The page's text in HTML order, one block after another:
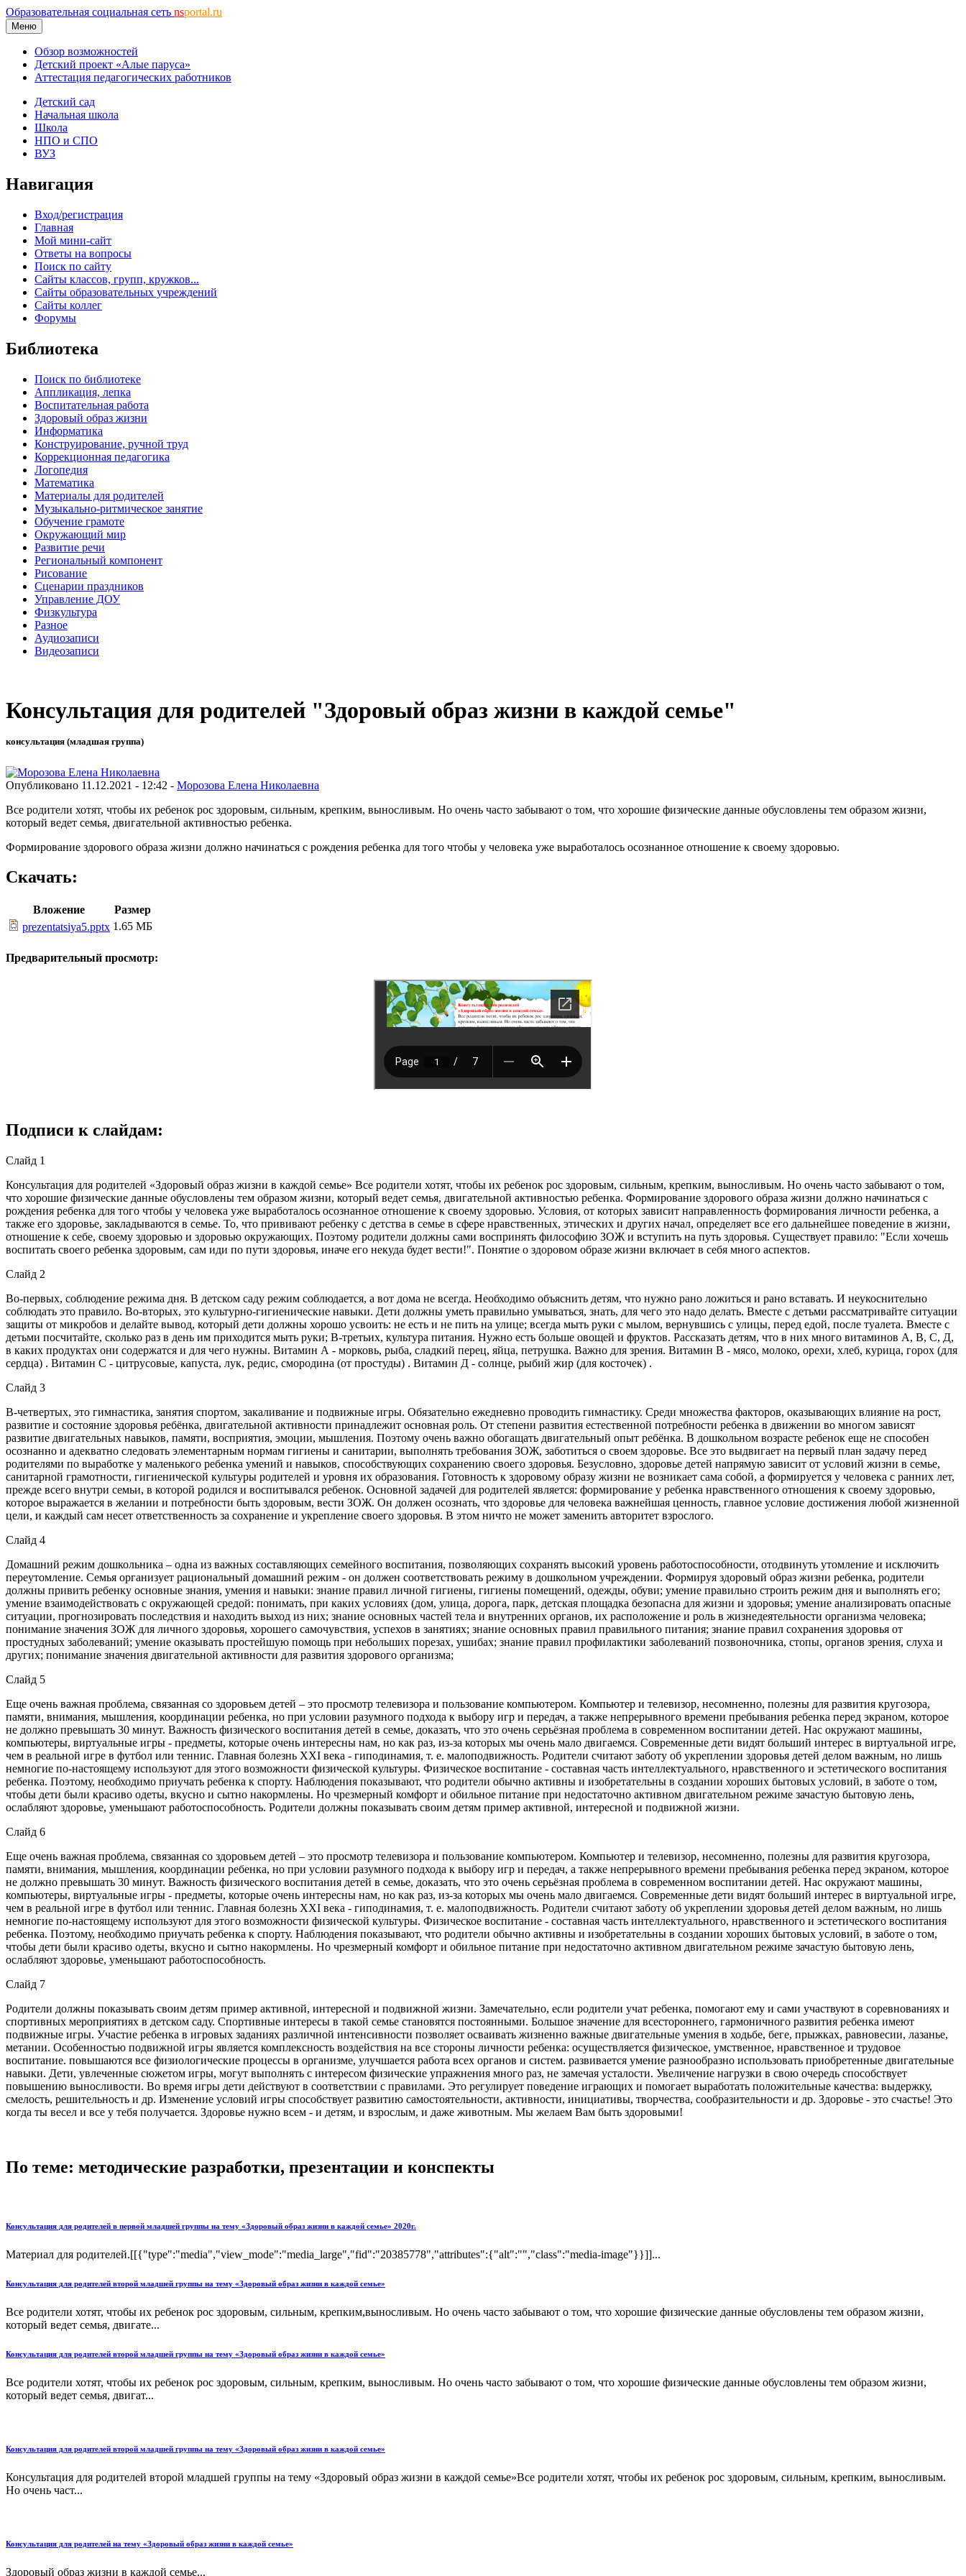
Образовательная социальная сеть nsportal.ru
Меню
Обзор возможностей
Детский проект «Алые паруса»
Аттестация педагогических работников
Детский сад
Начальная школа
Школа
НПО и СПО
ВУЗ
Навигация
Вход/регистрация
Главная
Мой мини-сайт
Ответы на вопросы
Поиск по сайту
Сайты классов, групп, кружков...
Сайты образовательных учреждений
Сайты коллег
Форумы
Библиотека
Поиск по библиотеке
Аппликация, лепка
Воспитательная работа
Здоровый образ жизни
Информатика
Конструирование, ручной труд
Коррекционная педагогика
Логопедия
Математика
Материалы для родителей
Музыкально-ритмическое занятие
Обучение грамоте
Окружающий мир
Развитие речи
Региональный компонент
Рисование
Сценарии праздников
Управление ДОУ
Физкультура
Разное
Аудиозаписи
Видеозаписи
Консультация для родителей "Здоровый образ жизни в каждой семье"
консультация (младшая группа)
Опубликовано 11.12.2021 - 12:42 - Морозова Елена Николаевна
Все родители хотят, чтобы их ребенок рос здоровым, сильным, крепким, выносливым. Но очень часто забывают о том, что хорошие физические данные обусловлены тем образом жизни,
который ведет семья, двигательной активностью ребенка.
Формирование здорового образа жизни должно начинаться с рождения ребенка для того чтобы у человека уже выработалось осознанное отношение к своему здоровью.
Скачать:
Вложение
Размер
prezentatsiya5.pptx 1.65 МБ
Предварительный просмотр:
Подписи к слайдам:
Слайд 1
Консультация для родителей «Здоровый образ жизни в каждой семье» Все родители хотят, чтобы их ребенок рос здоровым, сильным, крепким, выносливым. Но очень часто забывают о том,
что хорошие физические данные обусловлены тем образом жизни, который ведет семья, двигательной активностью ребенка. Формирование здорового образа жизни должно начинаться с
рождения ребенка для того чтобы у человека уже выработалось осознанное отношение к своему здоровью. Условия, от которых зависит направленность формирования личности ребенка, а
также его здоровье, закладываются в семье. То, что прививают ребенку с детства в семье в сфере нравственных, этических и других начал, определяет все его дальнейшее поведение в жизни,
отношение к себе, своему здоровью и здоровью окружающих. Поэтому родители должны сами воспринять философию ЗОЖ и вступить на путь здоровья. Существует правило: "Если хочешь
воспитать своего ребенка здоровым, сам иди по пути здоровья, иначе его некуда будет вести!". Понятие о здоровом образе жизни включает в себя много аспектов.
Слайд 2
Во-первых, соблюдение режима дня. В детском саду режим соблюдается, а вот дома не всегда. Необходимо объяснить детям, что нужно рано ложиться и рано вставать. И неукоснительно
соблюдать это правило. Во-вторых, это культурно-гигиенические навыки. Дети должны уметь правильно умываться, знать, для чего это надо делать. Вместе с детьми рассматривайте ситуации
защиты от микробов и делайте вывод, который дети должны хорошо усвоить: не есть и не пить на улице; всегда мыть руки с мылом, вернувшись с улицы, перед едой, после туалета. Вместе с
детьми посчитайте, сколько раз в день им приходится мыть руки; В-третьих, культура питания. Нужно есть больше овощей и фруктов. Рассказать детям, что в них много витаминов А, В, С, Д,
в каких продуктах они содержатся и для чего нужны. Витамин А - морковь, рыба, сладкий перец, яйца, петрушка. Важно для зрения. Витамин В - мясо, молоко, орехи, хлеб, курица, горох (для
сердца) . Витамин С - цитрусовые, капуста, лук, редис, смородина (от простуды) . Витамин Д - солнце, рыбий жир (для косточек) .
Слайд 3
В-четвертых, это гимнастика, занятия спортом, закаливание и подвижные игры. Обязательно ежедневно проводить гимнастику. Среди множества факторов, оказывающих влияние на рост,
развитие и состояние здоровья ребёнка, двигательной активности принадлежит основная роль. От степени развития естественной потребности ребенка в движении во многом зависят
развитие двигательных навыков, памяти, восприятия, эмоции, мышления. Поэтому очень важно обогащать двигательный опыт ребёнка. В дошкольном возрасте ребенок еще не способен
осознанно и адекватно следовать элементарным нормам гигиены и санитарии, выполнять требования ЗОЖ, заботиться о своем здоровье. Все это выдвигает на первый план задачу перед
родителями по выработке у маленького ребенка умений и навыков, способствующих сохранению своего здоровья. Безусловно, здоровье детей напрямую зависит от условий жизни в семье,
санитарной грамотности, гигиенической культуры родителей и уровня их образования. Готовность к здоровому образу жизни не возникает сама собой, а формируется у человека с ранних лет,
прежде всего внутри семьи, в которой родился и воспитывался ребенок. Основной задачей для родителей является: формирование у ребенка нравственного отношения к своему здоровью,
которое выражается в желании и потребности быть здоровым, вести ЗОЖ. Он должен осознать, что здоровье для человека важнейшая ценность, главное условие достижения любой жизненной
цели, и каждый сам несет ответственность за сохранение и укрепление своего здоровья. В этом ничто не может заменить авторитет взрослого.
Слайд 4
Домашний режим дошкольника – одна из важных составляющих семейного воспитания, позволяющих сохранять высокий уровень работоспособности, отодвинуть утомление и исключить
переутомление. Семья организует рациональный домашний режим - он должен соответствовать режиму в дошкольном учреждении. Формируя здоровый образ жизни ребенка, родители
должны привить ребенку основные знания, умения и навыки: знание правил личной гигиены, гигиены помещений, одежды, обуви; умение правильно строить режим дня и выполнять его;
умение взаимодействовать с окружающей средой: понимать, при каких условиях (дом, улица, дорога, парк, детская площадка безопасна для жизни и здоровья; умение анализировать опасные
ситуации, прогнозировать последствия и находить выход из них; знание основных частей тела и внутренних органов, их расположение и роль в жизнедеятельности организма человека;
понимание значения ЗОЖ для личного здоровья, хорошего самочувствия, успехов в занятиях; знание основных правил правильного питания; знание правил сохранения здоровья от
простудных заболеваний; умение оказывать простейшую помощь при небольших порезах, ушибах; знание правил профилактики заболеваний позвоночника, стопы, органов зрения, слуха и
других; понимание значения двигательной активности для развития здорового организма;
Слайд 5
Еще очень важная проблема, связанная со здоровьем детей – это просмотр телевизора и пользование компьютером. Компьютер и телевизор, несомненно, полезны для развития кругозора,
памяти, внимания, мышления, координации ребенка, но при условии разумного подхода к выбору игр и передач, а также непрерывного времени пребывания ребенка перед экраном, которое
не должно превышать 30 минут. Важность физического воспитания детей в семье, доказать, что это очень серьёзная проблема в современном воспитании детей. Нас окружают машины,
компьютеры, виртуальные игры - предметы, которые очень интересны нам, но как раз, из-за которых мы очень мало двигаемся. Современные дети видят больший интерес в виртуальной игре,
чем в реальной игре в футбол или теннис. Главная болезнь ХХI века - гиподинамия, т. е. малоподвижность. Родители считают заботу об укреплении здоровья детей делом важным, но лишь
немногие по-настоящему используют для этого возможности физической культуры. Физическое воспитание - составная часть интеллектуального, нравственного и эстетического воспитания
ребенка. Поэтому, необходимо приучать ребенка к спорту. Наблюдения показывают, что родители обычно активны и изобретательны в создании хороших бытовых условий, в заботе о том,
чтобы дети были красиво одеты, вкусно и сытно накормлены. Но чрезмерный комфорт и обильное питание при недостаточно активном двигательном режиме зачастую бытовую лень,
ослабляют здоровье, уменьшают работоспособность. Родители должны показывать своим детям пример активной, интересной и подвижной жизни.
Слайд 6
Еще очень важная проблема, связанная со здоровьем детей – это просмотр телевизора и пользование компьютером. Компьютер и телевизор, несомненно, полезны для развития кругозора,
памяти, внимания, мышления, координации ребенка, но при условии разумного подхода к выбору игр и передач, а также непрерывного времени пребывания ребенка перед экраном, которое
не должно превышать 30 минут. Важность физического воспитания детей в семье, доказать, что это очень серьёзная проблема в современном воспитании детей. Нас окружают машины,
компьютеры, виртуальные игры - предметы, которые очень интересны нам, но как раз, из-за которых мы очень мало двигаемся. Современные дети видят больший интерес в виртуальной игре,
чем в реальной игре в футбол или теннис. Главная болезнь ХХI века - гиподинамия, т. е. малоподвижность. Родители считают заботу об укреплении здоровья детей делом важным, но лишь
немногие по-настоящему используют для этого возможности физической культуры. Физическое воспитание - составная часть интеллектуального, нравственного и эстетического воспитания
ребенка. Поэтому, необходимо приучать ребенка к спорту. Наблюдения показывают, что родители обычно активны и изобретательны в создании хороших бытовых условий, в заботе о том,
чтобы дети были красиво одеты, вкусно и сытно накормлены. Но чрезмерный комфорт и обильное питание при недостаточно активном двигательном режиме зачастую бытовую лень,
ослабляют здоровье, уменьшают работоспособность.
Слайд 7
Родители должны показывать своим детям пример активной, интересной и подвижной жизни. Замечательно, если родители учат ребенка, помогают ему и сами участвуют в соревнованиях и
спортивных мероприятиях в детском саду. Спортивные интересы в такой семье становятся постоянными. Большое значение для всестороннего, гармоничного развития ребенка имеют
подвижные игры. Участие ребенка в игровых заданиях различной интенсивности позволяет осваивать жизненно важные двигательные умения в ходьбе, беге, прыжках, равновесии, лазанье,
метании. Особенностью подвижной игры является комплексность воздействия на все стороны личности ребенка: осуществляется физическое, умственное, нравственное и трудовое
воспитание. повышаются все физиологические процессы в организме, улучшается работа всех органов и систем. развивается умение разнообразно использовать приобретенные двигательные
навыки. Дети, увлеченные сюжетом игры, могут выполнять с интересом физические упражнения много раз, не замечая усталости. Увеличение нагрузки в свою очередь способствует
повышению выносливости. Во время игры дети действуют в соответствии с правилами. Это регулирует поведение играющих и помогает выработать положительные качества: выдержку,
смелость, решительность и др. Изменение условий игры способствует развитию самостоятельности, активности, инициативы, творчества, сообразительности и др. Здоровье - это счастье! Это
когда ты весел и все у тебя получается. Здоровье нужно всем - и детям, и взрослым, и даже животным. Мы желаем Вам быть здоровыми!
По теме: методические разработки, презентации и конспекты
Консультация для родителей в первой младшей группы на тему «Здоровый образ жизни в каждой семье» 2020г.
Материал для родителей.[[{"type":"media","view_mode":"media_large","fid":"20385778","attributes":{"alt":"","class":"media-image"}}]]...
Консультация для родителей второй младшей группы на тему «Здоровый образ жизни в каждой семье»
Все родители хотят, чтобы их ребенок рос здоровым, сильным, крепким,выносливым. Но очень часто забывают о том, что хорошие физические данные обусловлены тем образом жизни,
который ведет семья, двигате...
Консультация для родителей второй младшей группы на тему «Здоровый образ жизни в каждой семье»
Все родители хотят, чтобы их ребенок рос здоровым, сильным, крепким, выносливым. Но очень часто забывают о том, что хорошие физические данные обусловлены тем образом жизни,
который ведет семья, двигат...
Консультация для родителей второй младшей группы на тему «Здоровый образ жизни в каждой семье»
Консультация для родителей второй младшей группы на тему «Здоровый образ жизни в каждой семье»Все родители хотят, чтобы их ребенок рос здоровым, сильным, крепким, выносливым.
Но очень част...
Консультация для родителей на тему «Здоровый образ жизни в каждой семье»
Здоровый образ жизни в каждой семье...